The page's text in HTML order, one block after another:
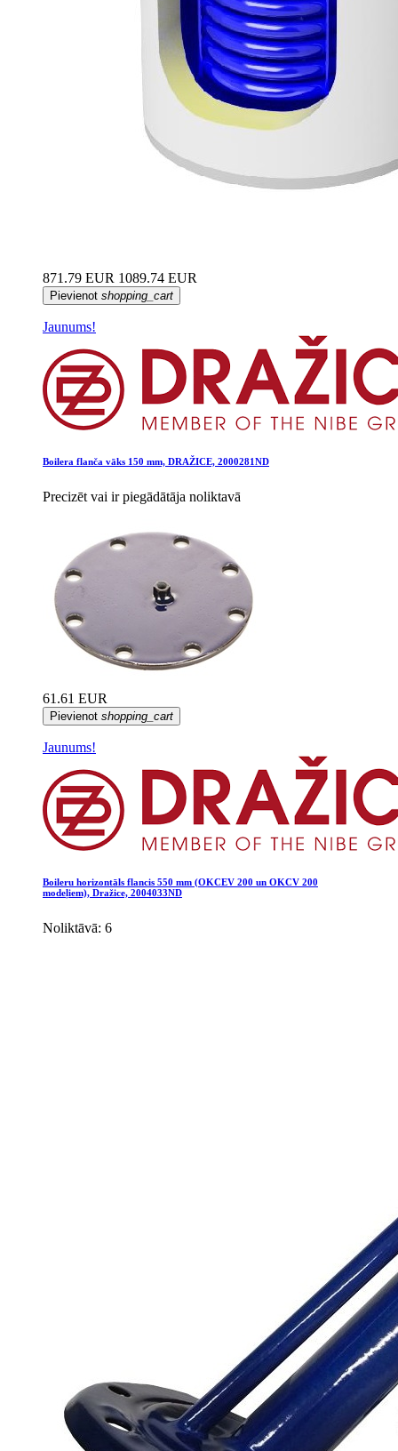
871.79 EUR 1089.74 EUR
Pievienot shopping_cart
Jaunums!
Boilera flanča vāks 150 mm, DRAŽICE, 2000281ND
Precizēt vai ir piegādātāja noliktavā
61.61 EUR
Pievienot shopping_cart
Jaunums!
Boileru horizontāls flancis 550 mm (OKCEV 200 un OKCV 200
modeļiem), Dražice, 2004033ND
Noliktāvā: 6